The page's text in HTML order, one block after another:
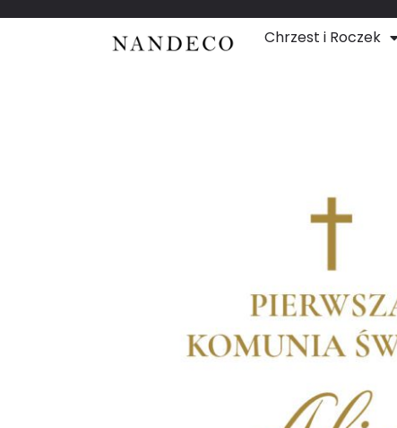
Chrzest i Roczek